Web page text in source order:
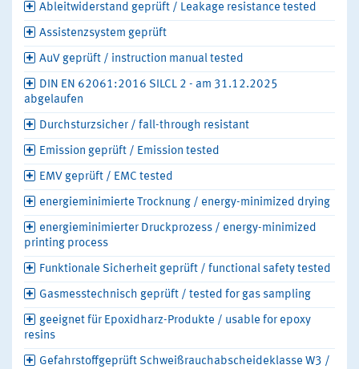
Ableitwiderstand geprüft / Leakage resistance tested
Assistenzsystem geprüft
AuV geprüft / instruction manual tested
DIN EN 62061:2016 SILCL 2 - am 31.12.2025
abgelaufen
Durchsturzsicher / fall-through resistant
Emission geprüft / Emission tested
EMV geprüft / EMC tested
energieminimierte Trocknung / energy-minimized drying
energieminimierter Druckprozess / energy-minimized
printing process
Funktionale Sicherheit geprüft / functional safety tested
Gasmesstechnisch geprüft / tested for gas sampling
geeignet für Epoxidharz-Produkte / usable for epoxy
resins
Gefahrstoffgeprüft Schweißrauchabscheideklasse W3 /